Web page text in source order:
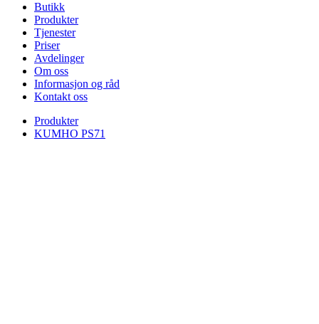
Butikk
Produkter
Tjenester
Priser
Avdelinger
Om oss
Informasjon og råd
Kontakt oss
Produkter
KUMHO PS71